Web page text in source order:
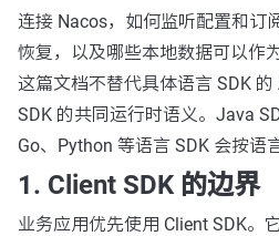
连接 Nacos，如何监听配置和订
恢复，以及哪些本地数据可以作
这篇文档不替代具体语言 SDK
SDK 的共同运行时语义。Java
Go、Python 等语言 SDK 会按语
1. Client SDK 的边界
业务应用优先使用 Client SDK。